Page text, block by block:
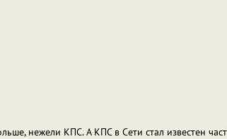
нежели КПС. А КПС в Сети стал известен